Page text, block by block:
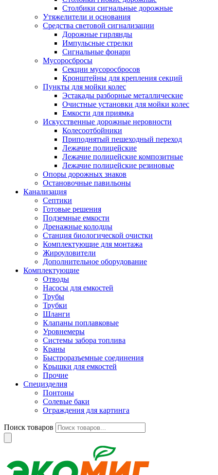
Столбики сигнальные дорожные
Утяжелители и основания
Средства световой сигнализации
Дорожные гирлянды
Импульсные стрелки
Сигнальные фонари
Мусоросбросы
Секции мусоросбросов
Кронштейны для крепления секций
Пункты для мойки колес
Эстакады разборные металлические
Очистные установки для мойки колес
Емкости для приямка
Искусственные дорожные неровности
Колесоотбойники
Приподнятый пешеходный переход
Лежачие полицейские
Лежачие полицейские композитные
Лежачие полицейские резиновые
Опоры дорожных знаков
Остановочные павильоны
Канализация
Септики
Готовые решения
Подземные емкости
Дренажные колодцы
Станция биологической очистки
Комплектующие для монтажа
Жироуловители
Дополнительное оборудование
Комплектующие
Отводы
Насосы для емкостей
Трубы
Трубки
Шланги
Клапаны поплавковые
Уровнемеры
Системы забора топлива
Краны
Быстроразъемные соединения
Крышки для емкостей
Прочие
Специзделия
Понтоны
Солевые баки
Ограждения для картинга
Поиск товаров